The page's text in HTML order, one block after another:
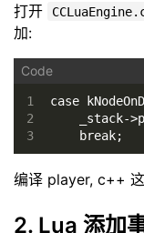
打开
加:
1
2
3
case
_stack-
    break;
编译 player, c++
2. Lua 添加